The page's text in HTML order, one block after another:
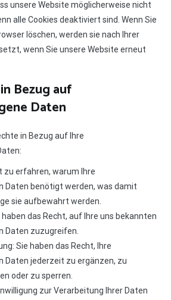
unsere Website möglicherweise nicht
alle Cookies deaktiviert sind. Wenn Sie
löschen, werden sie nach Ihrer
wenn Sie unsere Website erneut
Bezug auf
Daten
in Bezug auf Ihre
zu erfahren, warum Ihre
Daten benötigt werden, was damit
sie aufbewahrt werden.
das Recht, auf Ihre uns bekannten
Daten zuzugreifen.
Sie haben das Recht, Ihre
Daten jederzeit zu ergänzen, zu
oder zu sperren.
zur Verarbeitung Ihrer Daten